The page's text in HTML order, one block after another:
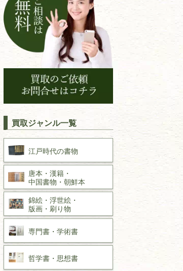
買取ジャンル一覧
江戸時代の書物
唐本・漢籍・
中国書物・朝鮮本
錦絵・浮世絵・
版画・刷り物
専門書・ 学術書
哲学書・思想書